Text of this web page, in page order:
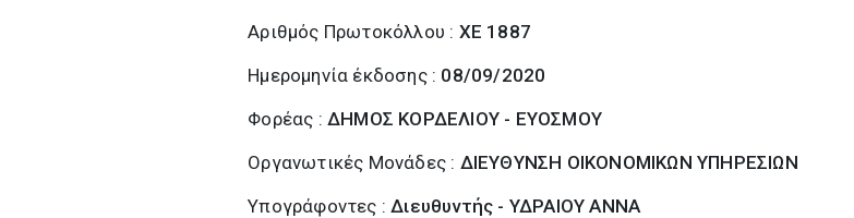
Αριθμός Πρωτοκόλλου : ΧΕ 1887
Ημερομηνία έκδοσης : 08/09/2020
Φορέας :ΔΗΜΟΣ ΚΟΡΔΕΛΙΟΥ - ΕΥΟΣΜΟΥ
Οργανωτικές Μονάδες : ΔΙΕΥΘΥΝΣΗ ΟΙΚΟΝΟΜΙΚΩΝ ΥΠΗΡΕΣΙΩΝ
Υπογράφοντες :Διευθυντής - ΥΔΡΑΙΟΥ ΑΝΝΑ